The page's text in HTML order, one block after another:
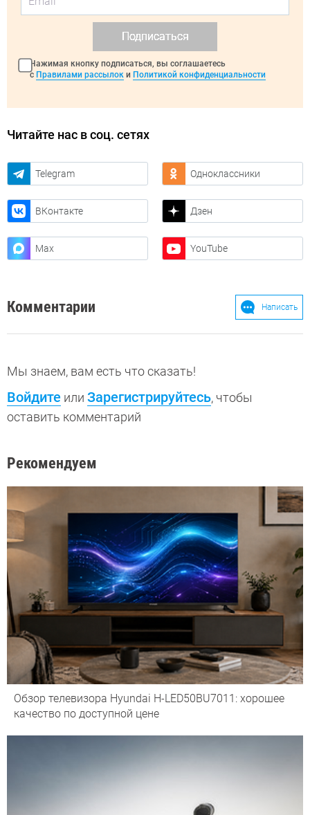
Подписаться
Нажимая кнопку подписаться, вы соглашаетесь
с Правилами рассылок и Политикой конфиденциальности
Читайте нас в соц. сетях
Telegram Одноклассники
ВКонтакте Дзен
Max YouTube
Комментарии Написать
Мы знаем, вам есть что сказать!
Войдите или Зарегистрируйтесь, чтобы
оставить комментарий
Рекомендуем
Обзор телевизора Hyundai H-LED50BU7011: хорошее
качество по доступной цене